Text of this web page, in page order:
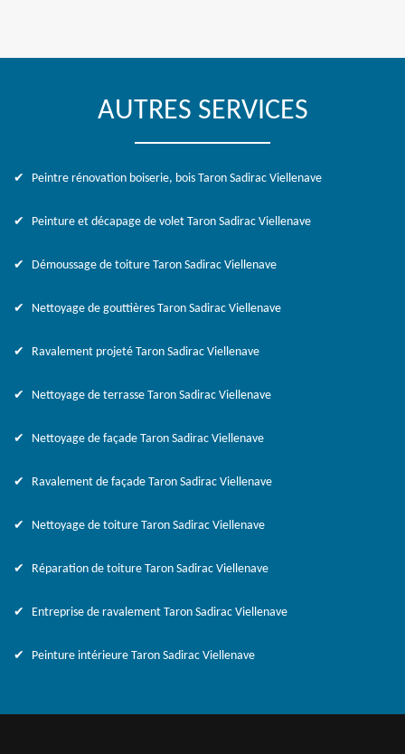
AUTRES SERVICES
Peintre rénovation boiserie, bois Taron Sadirac Viellenave
Peinture et décapage de volet Taron Sadirac Viellenave
Démoussage de toiture Taron Sadirac Viellenave
Nettoyage de gouttières Taron Sadirac Viellenave
Ravalement projeté Taron Sadirac Viellenave
Nettoyage de terrasse Taron Sadirac Viellenave
Nettoyage de façade Taron Sadirac Viellenave
Ravalement de façade Taron Sadirac Viellenave
Nettoyage de toiture Taron Sadirac Viellenave
Réparation de toiture Taron Sadirac Viellenave
Entreprise de ravalement Taron Sadirac Viellenave
Peinture intérieure Taron Sadirac Viellenave